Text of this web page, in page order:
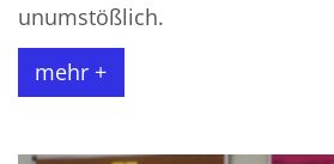
unumstößlich.
mehr +